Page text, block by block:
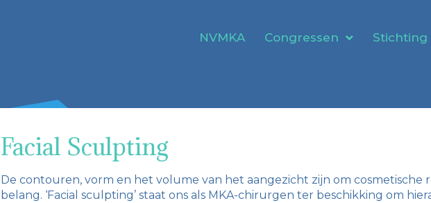
NVMKA Congressen Stichting
Facial Sculpting
De contouren, vorm en het volume van het aangezicht zijn om cosmetische
belang. ‘Facial sculpting’ staat ons als MKA-chirurgen ter beschikking om